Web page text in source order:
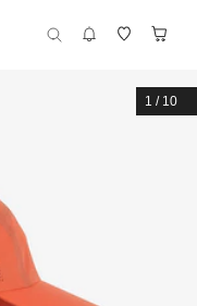
1 / 10